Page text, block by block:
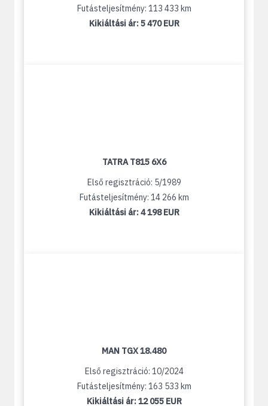
Futásteljesítmény: 113 433 km
Kikiáltási ár:5 470 EUR
TATRA T815 6X6
Első regisztráció: 5/1989
Futásteljesítmény: 14 266 km
Kikiáltási ár:4 198 EUR
MAN TGX 18.480
Első regisztráció: 10/2024
Futásteljesítmény: 163 533 km
Kikiáltási ár:12 055 EUR